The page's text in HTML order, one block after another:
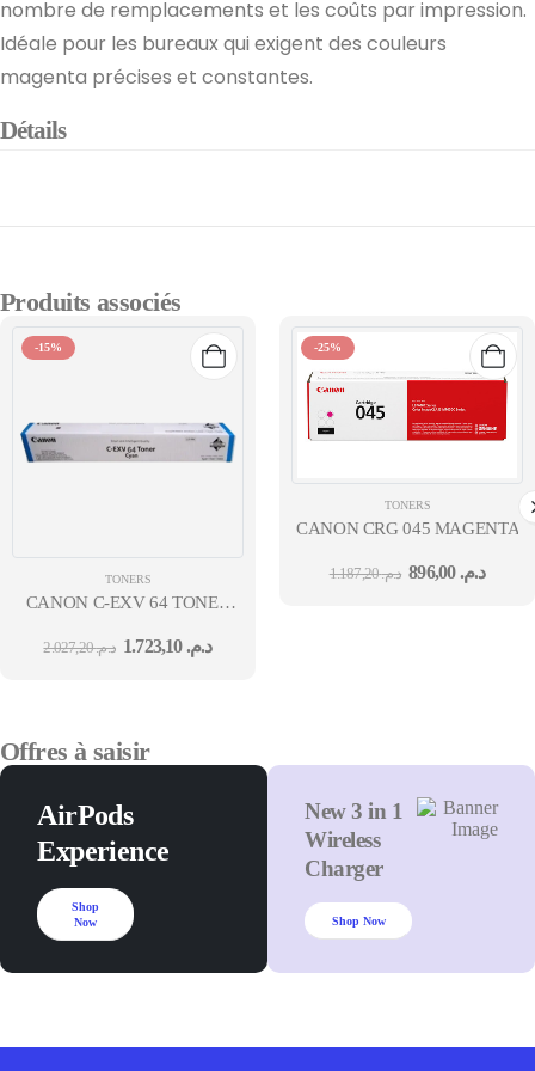
nombre de remplacements et les coûts par impression.
Idéale pour les bureaux qui exigent des couleurs
magenta précises et constantes.
Détails
Produits associés
-15%
TONERS
CANON C-EXV 64 TONER
PAGES)
د.م.2.027,20 د.م.1.723,10
-25%
TONERS
CANON CRG 045 MAGENTA (
د.م.1.187,20 د.م.896,00
Offres à saisir
AirPods
Experience
Shop
Now
New 3 in 1
Wireless
Charger
Shop Now